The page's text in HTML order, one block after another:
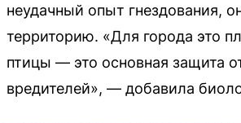
неудачный опыт гнездования,
территорию. «Для города это
птицы — это основная защита
вредителей», — добавила